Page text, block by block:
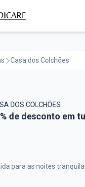
Casa dos Colchões
DOS COLCHÕES
dos Colchões,
de desconto em
para as noites